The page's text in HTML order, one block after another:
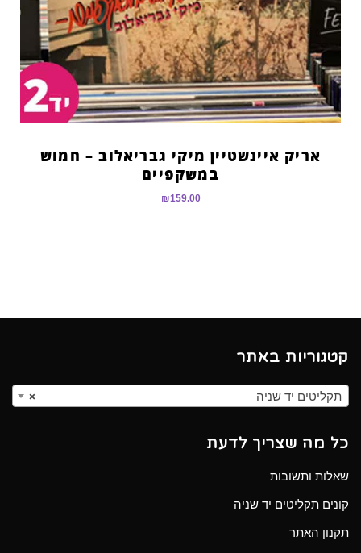
אריק איינשטיין מיקי גבריאלוב – חמוש
במשקפיים
₪159.00
קטגוריות באתר
× תקליטים יד שניה
כל מה שצריך לדעת
שאלות ותשובות
קונים תקליטים יד שניה
תקנון האתר